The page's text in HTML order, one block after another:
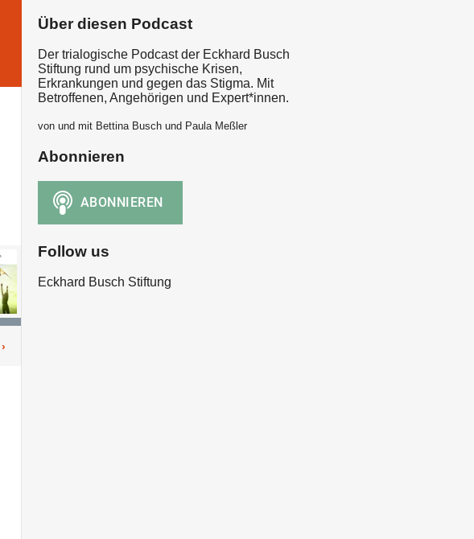
›
Über diesen Podcast
Der trialogische Podcast der Eckhard Busch
Stiftung rund um psychische Krisen,
Erkrankungen und gegen das Stigma. Mit
Betroffenen, Angehörigen und Expert*innen.
von und mit Bettina Busch und Paula Meßler
Abonnieren
Follow us
Eckhard Busch Stiftung